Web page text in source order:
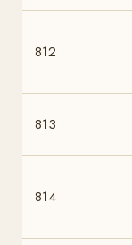
812
813
814